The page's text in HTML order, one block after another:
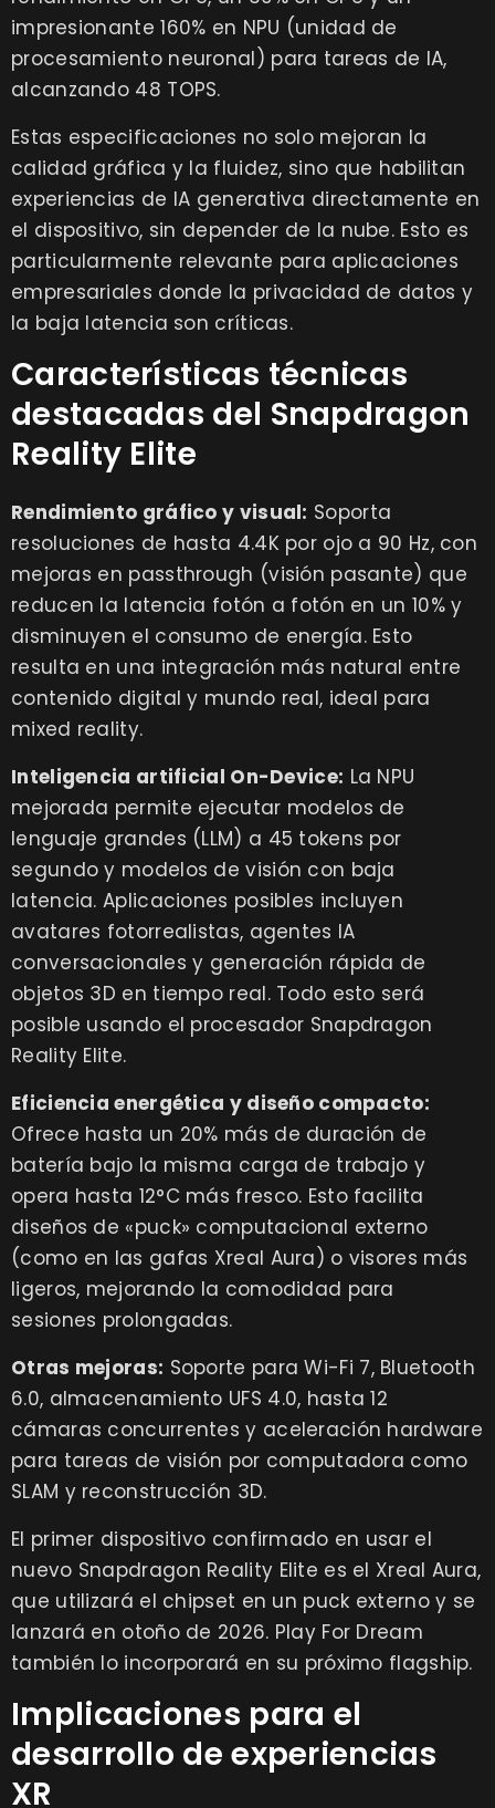
impresionante 160% en NPU (unidad de
procesamiento neuronal) para tareas de IA,
alcanzando 48 TOPS.
Estas especificaciones no solo mejoran la
calidad gráfica y la fluidez, sino que habilitan
experiencias de IA generativa directamente en
el dispositivo, sin depender de la nube. Esto es
particularmente relevante para aplicaciones
empresariales donde la privacidad de datos y
la baja latencia son críticas.
Características técnicas
destacadas del Snapdragon
Reality Elite
Rendimiento gráfico y visual: Soporta
resoluciones de hasta 4.4K por ojo a 90 Hz, con
mejoras en passthrough (visión pasante) que
reducen la latencia fotón a fotón en un 10% y
disminuyen el consumo de energía. Esto
resulta en una integración más natural entre
contenido digital y mundo real, ideal para
mixed reality.
Inteligencia artificial On-Device: La NPU
mejorada permite ejecutar modelos de
lenguaje grandes (LLM) a 45 tokens por
segundo y modelos de visión con baja
latencia. Aplicaciones posibles incluyen
avatares fotorrealistas, agentes IA
conversacionales y generación rápida de
objetos 3D en tiempo real. Todo esto será
posible usando el procesador Snapdragon
Reality Elite.
Eficiencia energética y diseño compacto:
Ofrece hasta un 20% más de duración de
batería bajo la misma carga de trabajo y
opera hasta 12°C más fresco. Esto facilita
diseños de «puck» computacional externo
(como en las gafas Xreal Aura) o visores más
ligeros, mejorando la comodidad para
sesiones prolongadas.
Otras mejoras: Soporte para Wi-Fi 7, Bluetooth
6.0, almacenamiento UFS 4.0, hasta 12
cámaras concurrentes y aceleración hardware
para tareas de visión por computadora como
SLAM y reconstrucción 3D.
El primer dispositivo confirmado en usar el
nuevo Snapdragon Reality Elite es el Xreal Aura,
que utilizará el chipset en un puck externo y se
lanzará en otoño de 2026. Play For Dream
también lo incorporará en su próximo flagship.
Implicaciones para el
desarrollo de experiencias
XR